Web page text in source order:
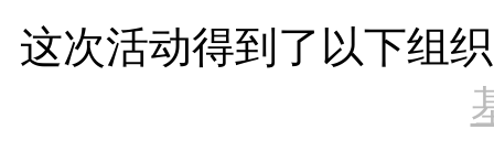
这次活动得到了以下组